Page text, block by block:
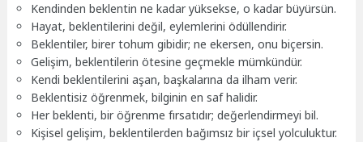
Kendinden beklentin ne kadar yüksekse, o kadar büyürsün.
Hayat, beklentilerini değil, eylemlerini ödüllendirir.
Beklentiler, birer tohum gibidir; ne ekersen, onu biçersin.
Gelişim, beklentilerin ötesine geçmekle mümkündür.
Kendi beklentilerini aşan, başkalarına da ilham verir.
Beklentisiz öğrenmek, bilginin en saf halidir.
Her beklenti, bir öğrenme fırsatıdır; değerlendirmeyi bil.
Kişisel gelişim, beklentilerden bağımsız bir içsel yolculuktur.